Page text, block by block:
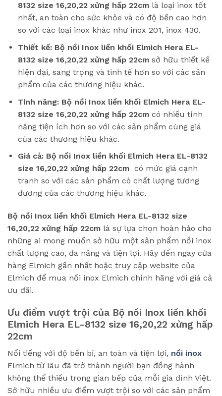
8132 size 16,20,22 xửng hấp 22cmlà loại inox tốt
nhất, an toàn cho sức khỏe và có độ bền cao hơn
so với các loại inox khác như inox 201, inox 430.
Thiết kế: Bộ nồi Inox liền khối Elmich Hera EL-
8132 size 16,20,22 xửng hấp 22cmsở hữu thiết kế
hiện đại, sang trọng và tinh tế hơn so với các sản
phẩm của các thương hiệu khác.
Tính năng: Bộ nồi Inox liền khối Elmich Hera EL-
8132 size 16,20,22 xửng hấp 22cmcó nhiều tính
năng tiện ích hơn so với các sản phẩm cùng giá
của các thương hiệu khác.
Giá cả: Bộ nồi Inox liền khối Elmich Hera EL-8132
size 16,20,22 xửng hấp 22cm có mức giá cạnh
tranh so với các sản phẩm có chất lượng tương
đương của các thương hiệu khác.
Bộ nồi Inox liền khối Elmich Hera EL-8132 size
16,20,22 xửng hấp 22cm là sự lựa chọn hoàn hảo cho
những ai mong muốn sở hữu một sản phẩm nồi inox
chất lượng cao, đa năng và tiện lợi. Hãy đến ngay cửa
hàng Elmich gần nhất hoặc truy cập website của
Elmich để mua nồi inox Elmich chính hãng với giá cả
ưu đãi.
Ưu điểm vượt trội của Bộ nồi Inox liền khối
Elmich Hera EL-8132 size 16,20,22 xửng hấp
22cm
Nổi tiếng với độ bền bỉ, an toàn và tiện lợi, nồi inox
Elmich từ lâu đã trở thành người bạn đồng hành
không thể thiếu trong gian bếp của mỗi gia đình Việt.
Sở hữu nhiều ưu điểm vượt trội so với các sản phẩm